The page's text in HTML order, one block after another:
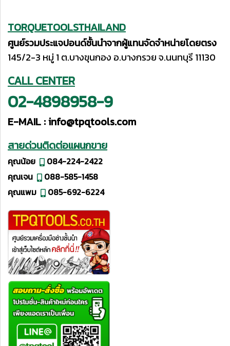
TORQUETOOLSTHAILAND
ศูนย์รวมประแจปอนด์ชั้นนำจากผู้แทนจัดจำหน่ายโดยตรง
145/2-3 หมู่ 1 ต.บางขุนกอง อ.บางกรวย จ.นนทบุรี 11130
CALL CENTER
02-4898958-9
E-MAIL :info@tpqtools.com
สายด่วนติดต่อแผนกขาย
คุณน้อย
084-224-2422
คุณเจน
088-585-1458
คุณแพม
085-692-6224